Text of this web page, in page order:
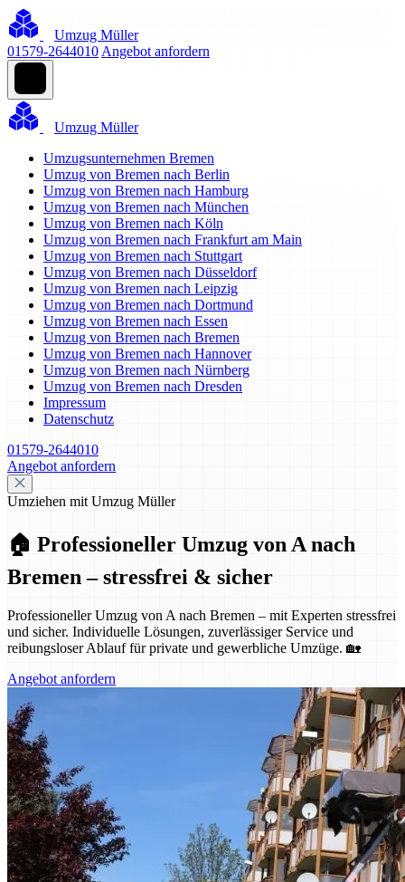
Umzug Müller
01579-2644010 Angebot anfordern
Umzug Müller
Umzugsunternehmen Bremen
Umzug von Bremen nach Berlin
Umzug von Bremen nach Hamburg
Umzug von Bremen nach München
Umzug von Bremen nach Köln
Umzug von Bremen nach Frankfurt am Main
Umzug von Bremen nach Stuttgart
Umzug von Bremen nach Düsseldorf
Umzug von Bremen nach Leipzig
Umzug von Bremen nach Dortmund
Umzug von Bremen nach Essen
Umzug von Bremen nach Bremen
Umzug von Bremen nach Hannover
Umzug von Bremen nach Nürnberg
Umzug von Bremen nach Dresden
Impressum
Datenschutz
01579-2644010
Angebot anfordern
Umziehen mit Umzug Müller
🏠 Professioneller Umzug von A nach
Bremen – stressfrei & sicher
Professioneller Umzug von A nach Bremen – mit Experten stressfrei
und sicher. Individuelle Lösungen, zuverlässiger Service und
reibungsloser Ablauf für private und gewerbliche Umzüge. 🏡
Angebot anfordern